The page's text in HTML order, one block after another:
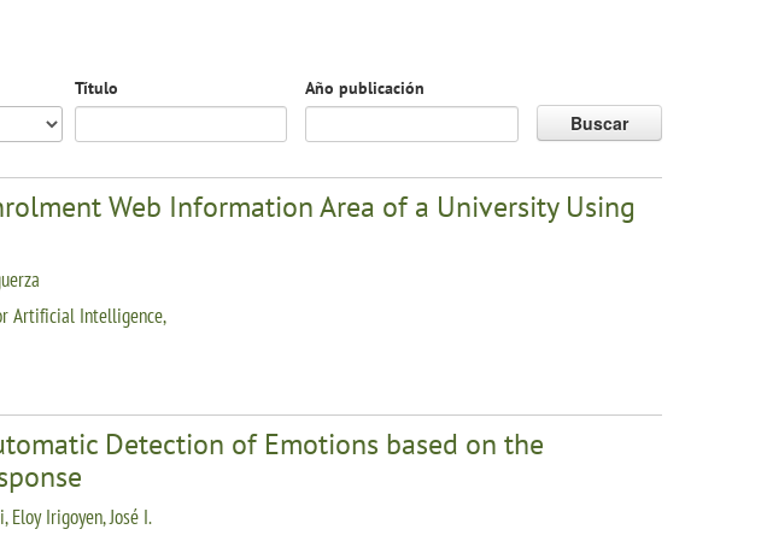
Título Año publicación
Buscar
Web Information Area of a University Using
Artificial Intelligence,
Detection of Emotions based on the
Irigoyen, José I.